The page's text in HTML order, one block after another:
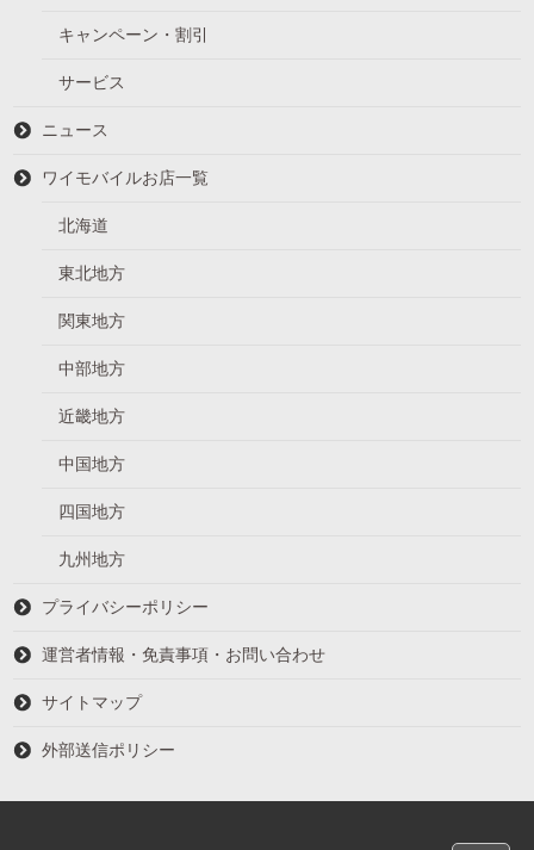
キャンペーン・割引
サービス
ニュース
ワイモバイルお店一覧
北海道
東北地方
関東地方
中部地方
近畿地方
中国地方
四国地方
九州地方
プライバシーポリシー
運営者情報・免責事項・お問い合わせ
サイトマップ
外部送信ポリシー